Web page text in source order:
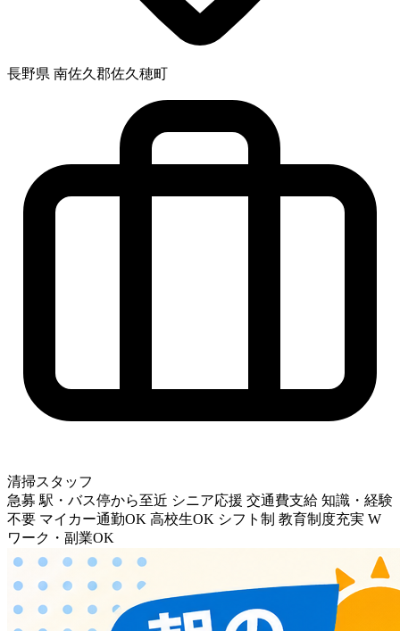
長野県 南佐久郡佐久穂町
清掃スタッフ
急募 駅・バス停から至近 シニア応援 交通費支給 知識・経験
不要 マイカー通勤OK 高校生OK シフト制 教育制度充実 W
ワーク・副業OK